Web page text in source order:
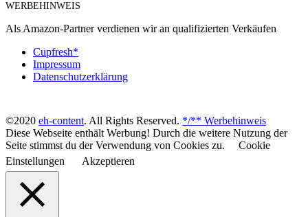
WERBEHINWEIS
Als Amazon-Partner verdienen wir an qualifizierten Verkäufen
Cupfresh*
Impressum
Datenschutzerklärung
©2020 eh-content. All Rights Reserved. */** Werbehinweis
Diese Webseite enthält Werbung! Durch die weitere Nutzung der
Seite stimmst du der Verwendung von Cookies zu.
Cookie
Einstellungen
Akzeptieren